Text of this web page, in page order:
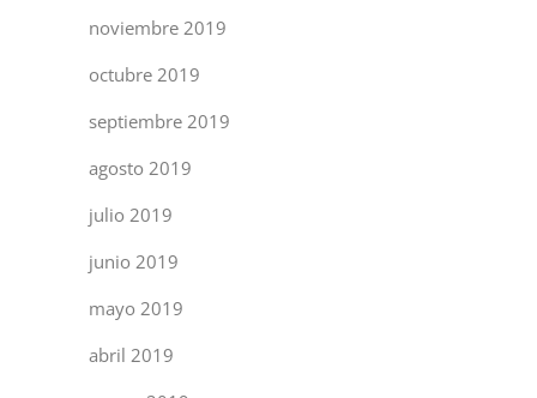
noviembre 2019
octubre 2019
septiembre 2019
agosto 2019
julio 2019
junio 2019
mayo 2019
abril 2019